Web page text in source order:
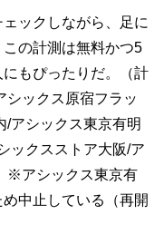
ックしながら、足に
の計測は無料かつ5
もぴったりだ。（計
シックス原宿フラッ
/アシックス東京有明
ックスストア大阪/ア
※アシックス東京有
中止している（再開